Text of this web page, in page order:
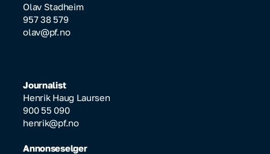
Olav Stadheim
957 38 579
olav@pf.no
Journalist
Henrik Haug Laursen
900 55 090
henrik@pf.no
Annonseselger